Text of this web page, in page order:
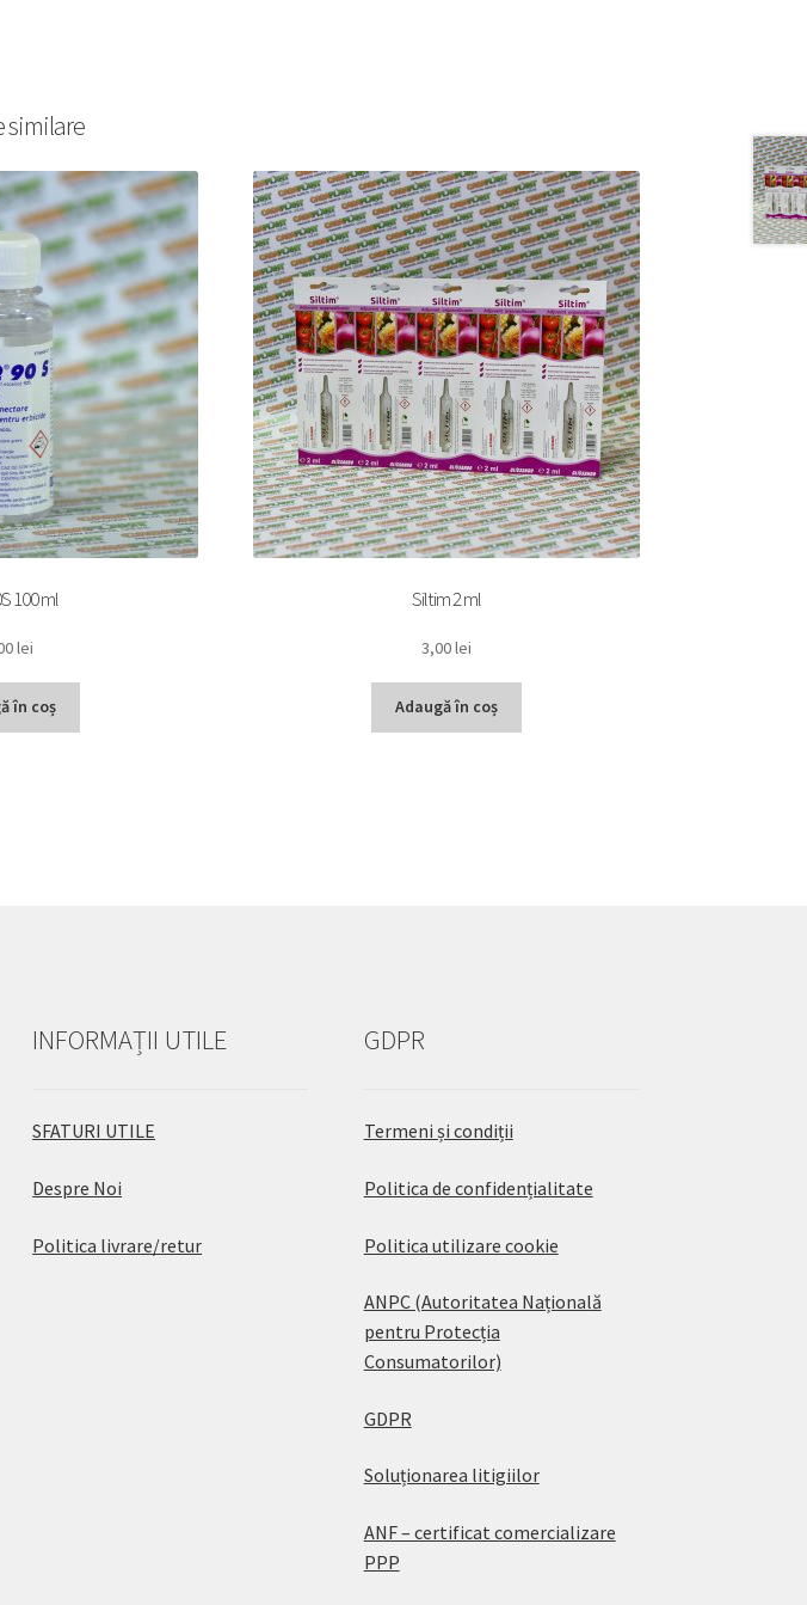
similare
100 ml
lei
în coș
Siltim 2 ml
3,00lei
Adaugă în coș
INFORMAȚII UTILE
SFATURI UTILE
Despre Noi
Politica livrare/retur
GDPR
Termeni și condiții
Politica de confidențialitate
Politica utilizare cookie
ANPC (Autoritatea Națională
pentru Protecția
Consumatorilor)
GDPR
Soluționarea litigiilor
ANF – certificat comercializare
PPP